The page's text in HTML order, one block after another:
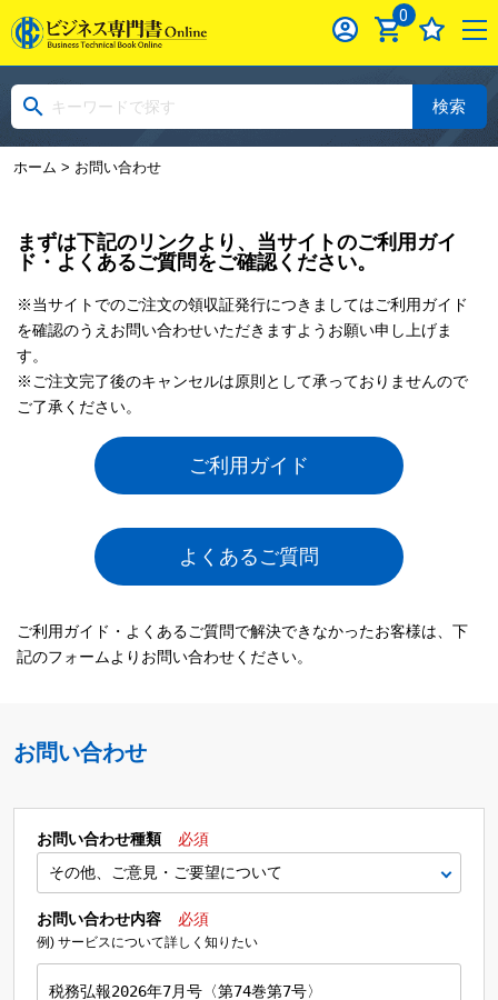
0
検索
ホーム > お問い合わせ
まずは下記のリンクより、当サイトのご利用ガイ
ド・よくあるご質問をご確認ください。
※当サイトでのご注文の領収証発行につきましてはご利用ガイド
を確認のうえお問い合わせいただきますようお願い申し上げま
す。
※ご注文完了後のキャンセルは原則として承っておりませんので
ご了承ください。
ご利用ガイド
よくあるご質問
ご利用ガイド・よくあるご質問で解決できなかったお客様は、下
記のフォームよりお問い合わせください。
お問い合わせ
お問い合わせ種類 必須
お問い合わせ内容 必須
例) サービスについて詳しく知りたい